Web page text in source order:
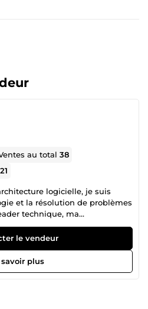
au total38
logicielle, je suis
et la résolution de problèmes
technique, ma
apprendre et à évoluer m'a
expertise pointue. Je m'efforce
cherchant à délivrer des
qualité, répondant aux besoins
serrés.
le vendeur
savoir plus